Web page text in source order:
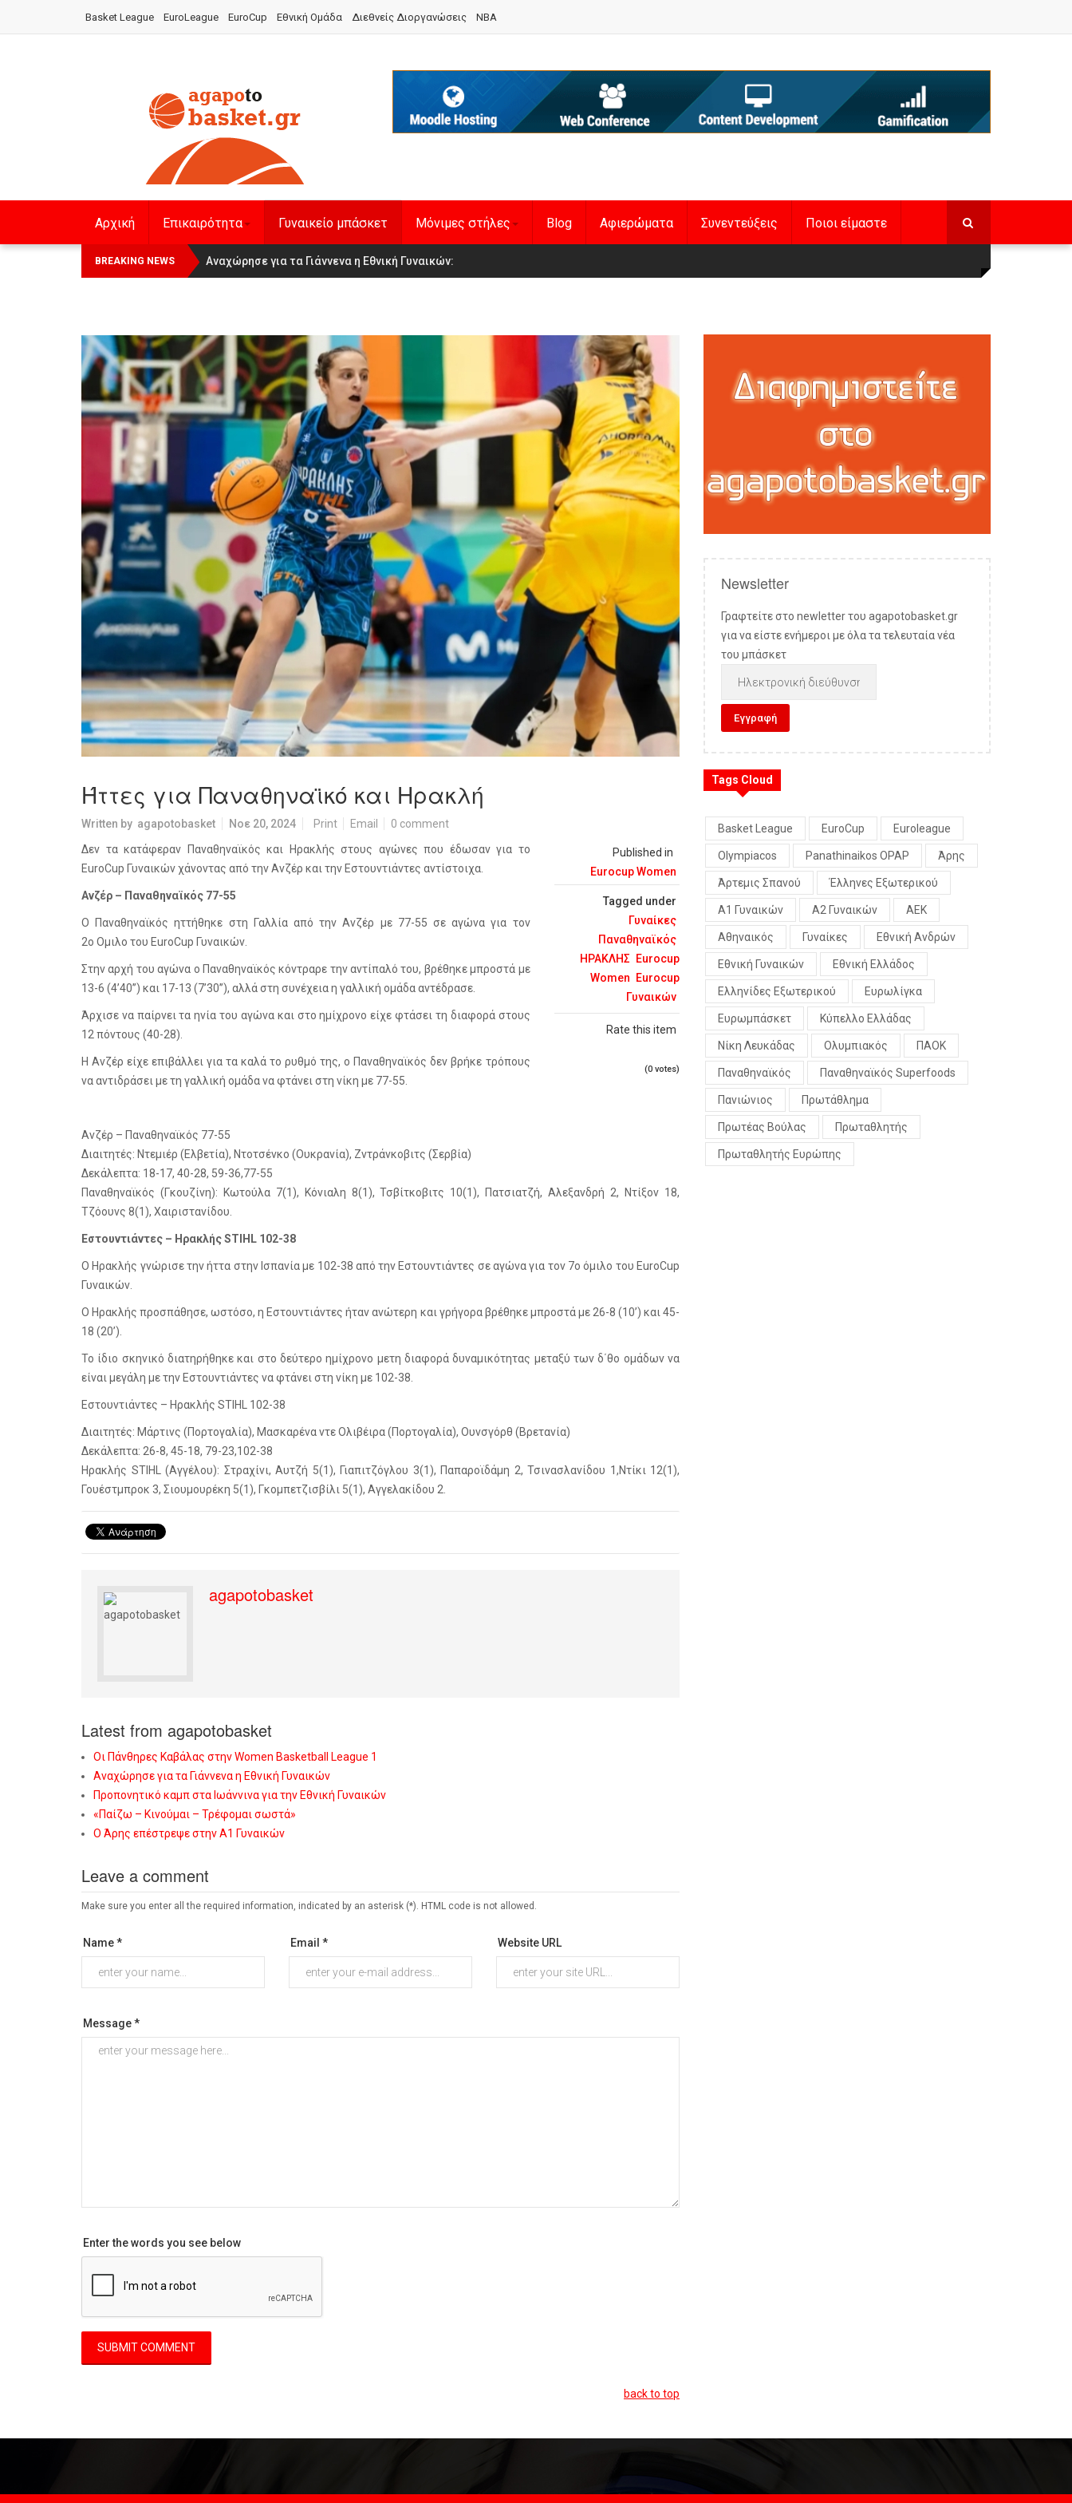
Basket League EuroLeague EuroCup Εθνική Ομάδα Διεθνείς Διοργανώσεις NBA
Αρχική Επικαιρότητα Γυναικείο μπάσκετ Μόνιμες στήλες Blog Αφιερώματα Συνεντεύξεις Ποιοι είμαστε
BREAKING NEWS Οι Πάνθηρες Καβάλας στην Women Basketball League 1
Αναχώρησε για τα Γιάννενα η Εθνική Γυναικών:
Ήττες για Παναθηναϊκό και Ηρακλή
Written by agapotobasket Νοε 20, 2024 Print Email 0 comment
Published in
Eurocup Women
Tagged under
Γυναίκες
Παναθηναϊκός
ΗΡΑΚΛΗΣ
Eurocup
Women
Eurocup
Γυναικών
Rate this item
(0 votes)
Δεν τα κατάφεραν Παναθηναϊκός και Ηρακλής στους αγώνες που έδωσαν για το
EuroCup Γυναικών χάνοντας από την Ανζέρ και την Εστουντιάντες αντίστοιχα.
Ανζέρ – Παναθηναϊκός 77-55
Ο Παναθηναϊκός ηττήθηκε στη Γαλλία από την Ανζέρ με 77-55 σε αγώνα για τον
2ο Ομιλο του EuroCup Γυναικών.
Στην αρχή του αγώνα ο Παναθηναϊκός κόντραρε την αντίπαλό του, βρέθηκε μπροστά με
13-6 (4’40’’) και 17-13 (7’30’’), αλλά στη συνέχεια η γαλλική ομάδα αντέδρασε.
Άρχισε να παίρνει τα ηνία του αγώνα και στο ημίχρονο είχε φτάσει τη διαφορά στους
12 πόντους (40-28).
Η Ανζέρ είχε επιβάλλει για τα καλά το ρυθμό της, ο Παναθηναϊκός δεν βρήκε τρόπους
να αντιδράσει με τη γαλλική ομάδα να φτάνει στη νίκη με 77-55.
Ανζέρ – Παναθηναϊκός 77-55
Διαιτητές: Ντεμιέρ (Ελβετία), Ντοτσένκο (Ουκρανία), Ζντράνκοβιτς (Σερβία)
Δεκάλεπτα: 18-17, 40-28, 59-36,77-55
Παναθηναϊκός (Γκουζίνη): Κωτούλα 7(1), Κόνιαλη 8(1), Τσβίτκοβιτς 10(1), Πατσιατζή, Αλεξανδρή 2, Ντίξον 18,
Τζόουνς 8(1), Χαιριστανίδου.
Εστουντιάντες – Ηρακλής STIHL 102-38
Ο Ηρακλής γνώρισε την ήττα στην Ισπανία με 102-38 από την Εστουντιάντες σε αγώνα για τον 7ο όμιλο του EuroCup
Γυναικών.
Ο Ηρακλής προσπάθησε, ωστόσο, η Εστουντιάντες ήταν ανώτερη και γρήγορα βρέθηκε μπροστά με 26-8 (10’) και 45-
18 (20’).
Το ίδιο σκηνικό διατηρήθηκε και στο δεύτερο ημίχρονο μετη διαφορά δυναμικότητας μεταξύ των δ΄θο ομάδων να
είναι μεγάλη με την Εστουντιάντες να φτάνει στη νίκη με 102-38.
Εστουντιάντες – Ηρακλής STIHL 102-38
Διαιτητές: Μάρτινς (Πορτογαλία), Μασκαρένα ντε Ολιβέιρα (Πορτογαλία), Ουνσγόρθ (Βρετανία)
Δεκάλεπτα: 26-8, 45-18, 79-23,102-38
Ηρακλής STIHL (Αγγέλου): Στραχίνι, Αυτζή 5(1), Γιαπιτζόγλου 3(1), Παπαροϊδάμη 2, Τσινασλανίδου 1,Ντίκι 12(1),
Γουέστμπροκ 3, Σιουμουρέκη 5(1), Γκομπετζισβίλι 5(1), Αγγελακίδου 2.
agapotobasket
Latest from agapotobasket
Οι Πάνθηρες Καβάλας στην Women Basketball League 1
Αναχώρησε για τα Γιάννενα η Εθνική Γυναικών
Προπονητικό καμπ στα Ιωάννινα για την Εθνική Γυναικών
«Παίζω – Κινούμαι – Τρέφομαι σωστά»
Ο Άρης επέστρεψε στην Α1 Γυναικών
Leave a comment
Make sure you enter all the required information, indicated by an asterisk (*). HTML code is not allowed.
Name * Email * Website URL
Message *
Enter the words you see below
back to top
Newsletter
Γραφτείτε στο newletter του agapotobasket.gr
για να είστε ενήμεροι με όλα τα τελευταία νέα
του μπάσκετ
Tags Cloud
Basket League EuroCup Euroleague
Olympiacos Panathinaikos OPAP Άρης
Άρτεμις Σπανού Έλληνες Εξωτερικού
Α1 Γυναικών Α2 Γυναικών ΑΕΚ
Αθηναικός Γυναίκες Εθνική Ανδρών
Εθνική Γυναικών Εθνική Ελλάδος
Ελληνίδες Εξωτερικού Ευρωλίγκα
Ευρωμπάσκετ Κύπελλο Ελλάδας
Νίκη Λευκάδας Ολυμπιακός ΠΑΟΚ
Παναθηναϊκός Παναθηναϊκός Superfoods
Πανιώνιος Πρωτάθλημα
Πρωτέας Βούλας Πρωταθλητής
Πρωταθλητής Ευρώπης